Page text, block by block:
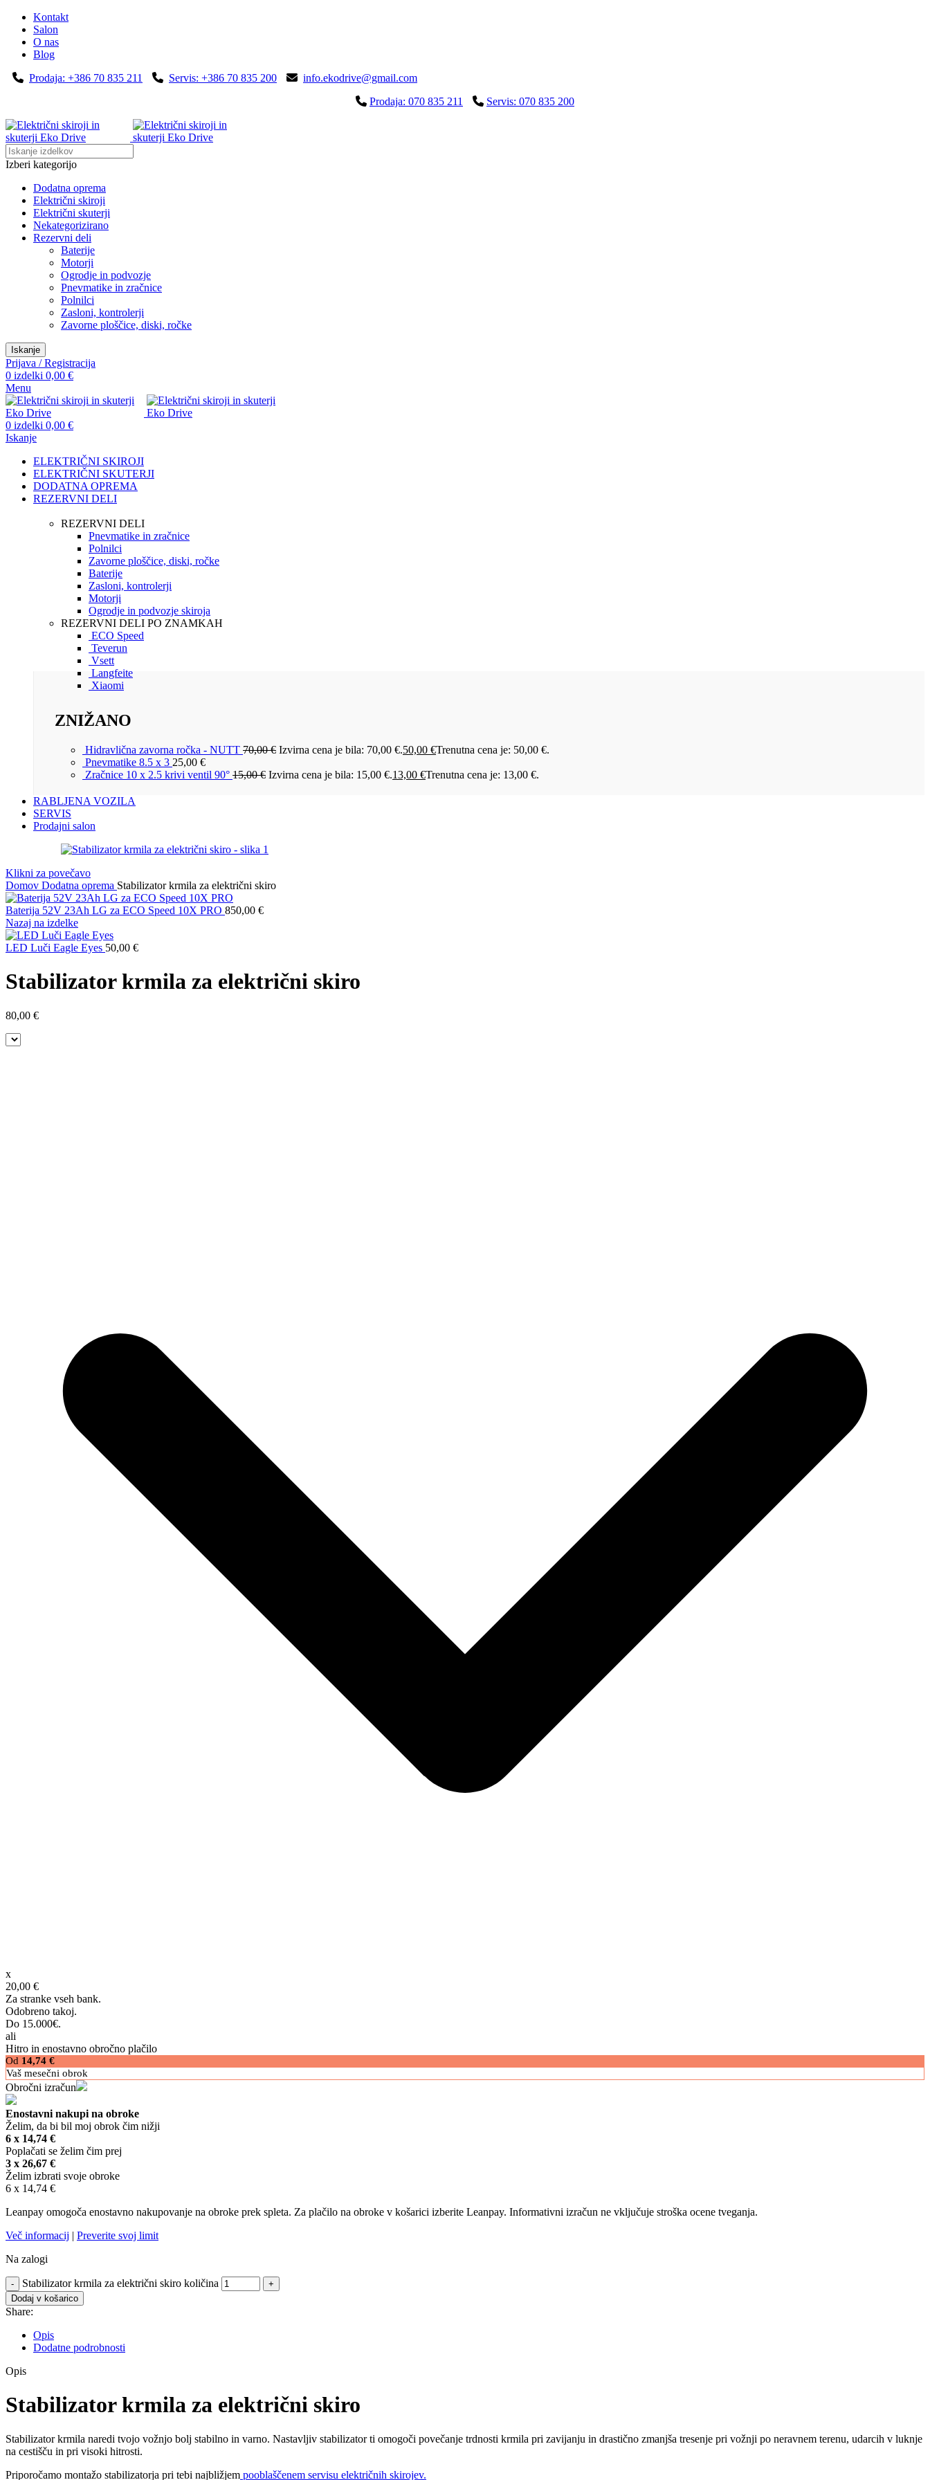
Kontakt
Salon
O nas
Blog
Prodaja: +386 70 835 211
Servis: +386 70 835 200
info.ekodrive@gmail.com
Prodaja: 070 835 211
Servis: 070 835 200
Izberi kategorijo
Dodatna oprema
Električni skiroji
Električni skuterji
Nekategorizirano
Rezervni deli
Baterije
Motorji
Ogrodje in podvozje
Pnevmatike in zračnice
Polnilci
Zasloni, kontrolerji
Zavorne ploščice, diski, ročke
Iskanje
Prijava / Registracija
0 izdelki 0,00 €
Menu
0 izdelki 0,00 €
Iskanje
ELEKTRIČNI SKIROJI
ELEKTRIČNI SKUTERJI
DODATNA OPREMA
REZERVNI DELI
REZERVNI DELI
Pnevmatike in zračnice
Polnilci
Zavorne ploščice, diski, ročke
Baterije
Zasloni, kontrolerji
Motorji
Ogrodje in podvozje skiroja
REZERVNI DELI PO ZNAMKAH
ECO Speed
Teverun
Vsett
Langfeite
Xiaomi
ZNIŽANO
Hidravlična zavorna ročka - NUTT 70,00€ Izvirna cena je bila: 70,00 €.50,00 €Trenutna cena je: 50,00 €.
Pnevmatike 8.5 x 3 25,00 €
Zračnice 10 x 2.5 krivi ventil 90° 15,00€ Izvirna cena je bila: 15,00 €.13,00 €Trenutna cena je: 13,00 €.
RABLJENA VOZILA
SERVIS
Prodajni salon
Klikni za povečavo
Domov Dodatna oprema Stabilizator krmila za električni skiro
Baterija 52V 23Ah LG za ECO Speed 10X PRO 850,00 €
Nazaj na izdelke
LED Luči Eagle Eyes 50,00 €
Stabilizator krmila za električni skiro
80,00 €
x
20,00 €
Za stranke vseh bank.
Odobreno takoj.
Do 15.000€.
ali
Hitro in enostavno obročno plačilo
Od 14,74 €
Vaš mesečni obrok
Obročni izračun
Enostavni nakupi na obroke
Želim, da bi bil moj obrok čim nižji
6 x 14,74 €
Poplačati se želim čim prej
3 x 26,67 €
Želim izbrati svoje obroke
6 x 14,74 €
Leanpay omogoča enostavno nakupovanje na obroke prek spleta. Za plačilo na obroke v košarici izberite Leanpay. Informativni izračun ne vključuje stroška ocene tveganja.
Več informacij | Preverite svoj limit
Na zalogi
Stabilizator krmila za električni skiro količina
Dodaj v košarico
Share:
Opis
Dodatne podrobnosti
Opis
Stabilizator krmila za električni skiro
Stabilizator krmila naredi tvojo vožnjo bolj stabilno in varno. Nastavljiv stabilizator ti omogoči povečanje trdnosti krmila pri zavijanju in drastično zmanjša tresenje pri vožnji po neravnem terenu, udarcih v luknje
na cestišču in pri visoki hitrosti.
Priporočamo montažo stabilizatorja pri tebi najbližjem pooblaščenem servisu električnih skirojev.